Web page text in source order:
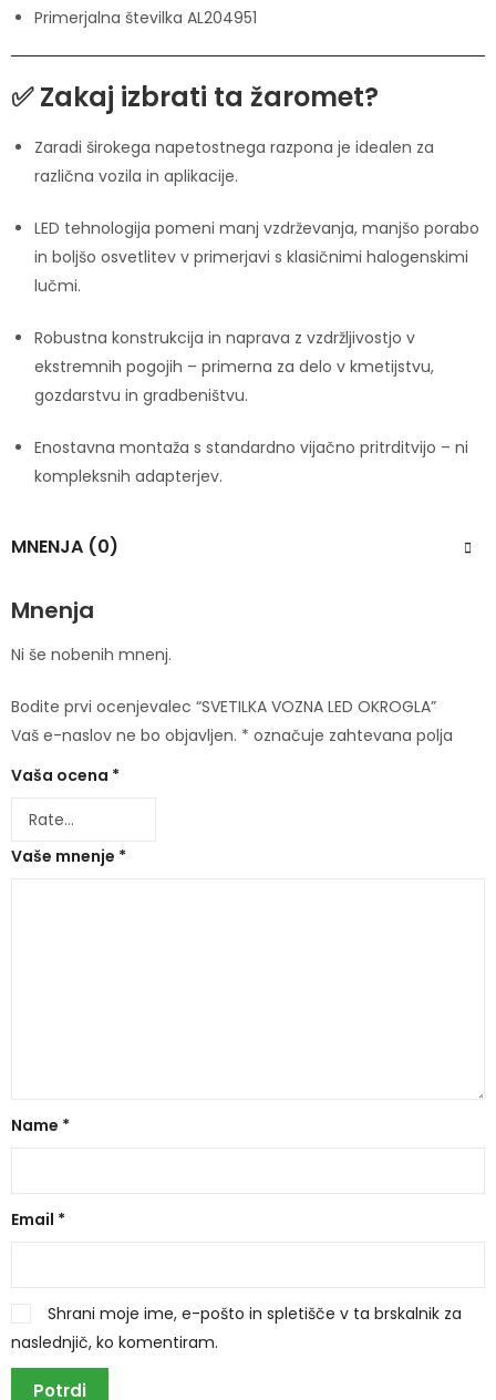
Primerjalna številka AL204951
✅ Zakaj izbrati ta žaromet?
Zaradi širokega napetostnega razpona je idealen za
različna vozila in aplikacije.
LED tehnologija pomeni manj vzdrževanja, manjšo porabo
in boljšo osvetlitev v primerjavi s klasičnimi halogenskimi
lučmi.
Robustna konstrukcija in naprava z vzdržljivostjo v
ekstremnih pogojih – primerna za delo v kmetijstvu,
gozdarstvu in gradbeništvu.
Enostavna montaža s standardno vijačno pritrditvijo – ni
kompleksnih adapterjev.
MNENJA (0)
Mnenja
Ni še nobenih mnenj.
Bodite prvi ocenjevalec “SVETILKA VOZNA LED OKROGLA”
Vaš e-naslov ne bo objavljen. * označuje zahtevana polja
Vaša ocena *
Vaše mnenje *
Name *
Email *
Shrani moje ime, e-pošto in spletišče v ta brskalnik za
naslednjič, ko komentiram.